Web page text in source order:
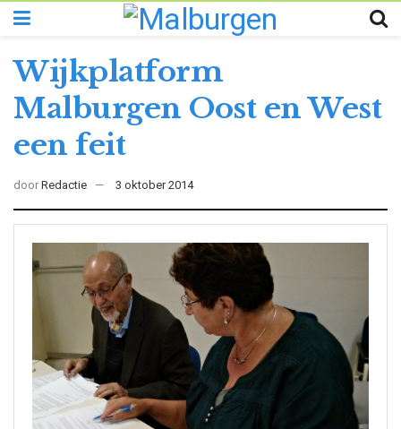
Wijkplatform
Malburgen Oost en West
een feit
door Redactie 3 oktober 2014